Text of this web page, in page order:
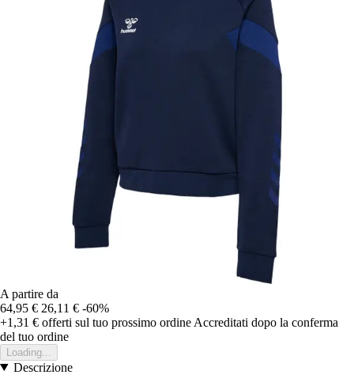
A partire da
64,95 € 26,11 € -60%
+1,31 € offerti sul tuo prossimo ordine Accreditati dopo la conferma
del tuo ordine
Loading...
Descrizione